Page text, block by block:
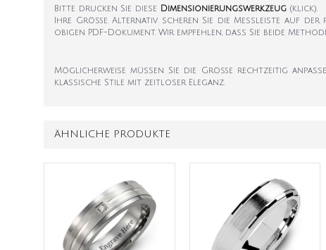
Bitte drucken Sie diese Dimensionierungswerkzeug (klick).
Ihre Größe. Alternativ scheren Sie die Messleiste auf der
obigen PDF-Dokument. Wir empfehlen, dass Sie beide
Möglicherweise müssen Sie die Größe rechtzeitig
klassische Stile mit zeitloser Eleganz.
ÄHNLICHE PRODUKTE